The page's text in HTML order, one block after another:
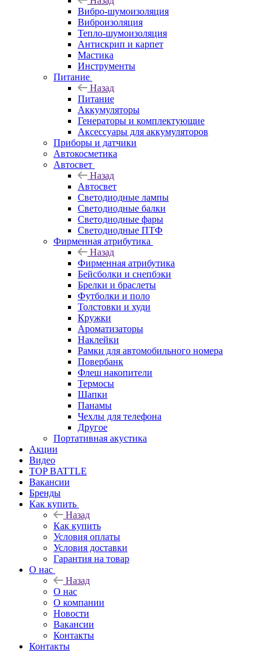
Вибро-шумоизоляция
Виброизоляция
Тепло-шумоизоляция
Антискрип и карпет
Мастика
Инструменты
Питание
Назад
Питание
Аккумуляторы
Генераторы и комплектующие
Аксессуары для аккумуляторов
Приборы и датчики
Автокосметика
Автосвет
Назад
Автосвет
Светодиодные лампы
Светодиодные балки
Светодиодные фары
Светодиодные ПТФ
Фирменная атрибутика
Назад
Фирменная атрибутика
Бейсболки и снепбэки
Брелки и браслеты
Футболки и поло
Толстовки и худи
Кружки
Ароматизаторы
Наклейки
Рамки для автомобильного номера
Повербанк
Флеш накопители
Термосы
Шапки
Панамы
Чехлы для телефона
Другое
Портативная акустика
Акции
Видео
TOP BATTLE
Вакансии
Бренды
Как купить
Назад
Как купить
Условия оплаты
Условия доставки
Гарантия на товар
О нас
Назад
О нас
О компании
Новости
Вакансии
Контакты
Контакты